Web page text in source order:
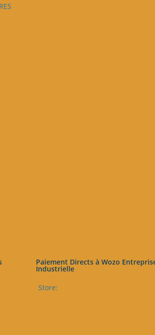
Paiement Directs à Wozo
Industrielle
Store: